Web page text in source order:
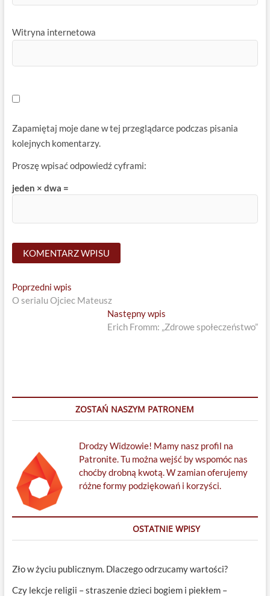
Witryna internetowa
Zapamiętaj moje dane w tej przeglądarce podczas pisania
kolejnych komentarzy.
Proszę wpisać odpowiedź cyframi:
jeden × dwa =
Nawigacja
wpisu
Poprzedni wpisPrevious
post:
O serialu Ojciec Mateusz
Następny wpis
post:
Erich Fromm: „Zdrowe społeczeństwo”
ZOSTAŃ NASZYM PATRONEM
Drodzy Widzowie! Mamy nasz profil na
Patronite. Tu można wejść by wspomóc nas
choćby drobną kwotą. W zamian oferujemy
różne formy podziękowań i korzyści.
OSTATNIE WPISY
Zło w życiu publicznym. Dlaczego odrzucamy wartości?
Czy lekcje religii – straszenie dzieci bogiem i piekłem –